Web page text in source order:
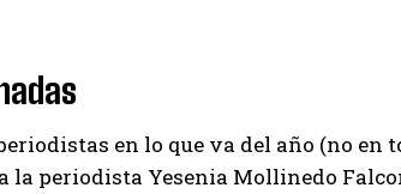
en lo que va del año (no en
la periodista Yesenia Mollinedo